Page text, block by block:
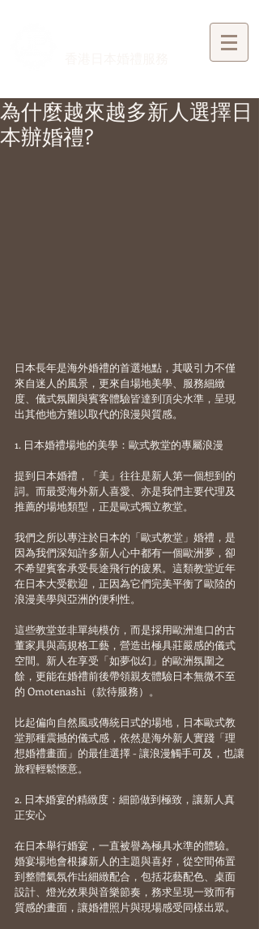
為什麼越來越多新人選擇日
本辦婚禮?
日本長年是海外婚禮的首選地點，其吸引力不僅
來自迷人的風景，更來自場地美學、服務細緻
度、儀式氛圍與賓客體驗皆達到頂尖水準，呈現
出其他地方難以取代的浪漫與質感。
1. 日本婚禮場地的美學：歐式教堂的專屬浪漫
提到日本婚禮，「美」往往是新人第一個想到的
詞。而最受海外新人喜愛、亦是我們主要代理及
推薦的場地類型，正是歐式獨立教堂。
我們之所以專注於日本的「歐式教堂」婚禮，是
因為我們深知許多新人心中都有一個歐洲夢，卻
不希望賓客承受長途飛行的疲累。這類教堂近年
在日本大受歡迎，正因為它們完美平衡了歐陸的
浪漫美學與亞洲的便利性。
這些教堂並非單純模仿，而是採用歐洲進口的古
董家具與高規格工藝，營造出極具莊嚴感的儀式
空間。新人在享受「如夢似幻」的歐洲氛圍之
餘，更能在婚禮前後帶領親友體驗日本無微不至
的 Omotenashi（款待服務）。
比起偏向自然風或傳統日式的場地，日本歐式教
堂那種震撼的儀式感，依然是海外新人實踐「理
想婚禮畫面」的最佳選擇 - 讓浪漫觸手可及，也讓
旅程輕鬆愜意。
2. 日本婚宴的精緻度：細節做到極致，讓新人真
正安心
在日本舉行婚宴，一直被譽為極具水準的體驗。
婚宴場地會根據新人的主題與喜好，從空間佈置
到整體氣氛作出細緻配合，包括花藝配色、桌面
設計、燈光效果與音樂節奏，務求呈現一致而有
質感的畫面，讓婚禮照片與現場感受同樣出眾。